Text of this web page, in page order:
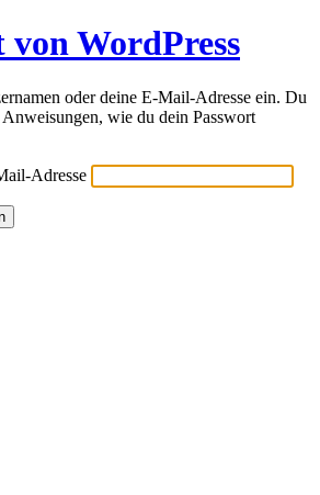
WordPress
oder deine E-Mail-Adresse ein. Du
wie du dein Passwort
Adresse